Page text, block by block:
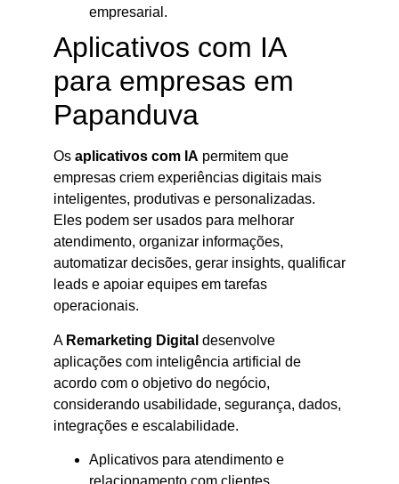
empresarial.
Aplicativos com IA
para empresas em
Papanduva
Os aplicativos com IA permitem que
empresas criem experiências digitais mais
inteligentes, produtivas e personalizadas.
Eles podem ser usados para melhorar
atendimento, organizar informações,
automatizar decisões, gerar insights, qualificar
leads e apoiar equipes em tarefas
operacionais.
A Remarketing Digital desenvolve
aplicações com inteligência artificial de
acordo com o objetivo do negócio,
considerando usabilidade, segurança, dados,
integrações e escalabilidade.
Aplicativos para atendimento e
relacionamento com clientes.